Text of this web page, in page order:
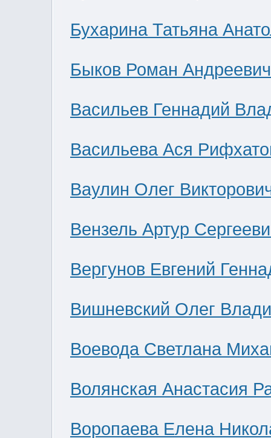
Бухарина Татьяна
Быков Роман Андреевич
Васильев Геннадий
Васильева Ася
Ваулин Олег
Вензель Артур
Вергунов Евгений
Вишневский Олег
Воевода Светлана
Волянская Анастасия
Воропаева Елена